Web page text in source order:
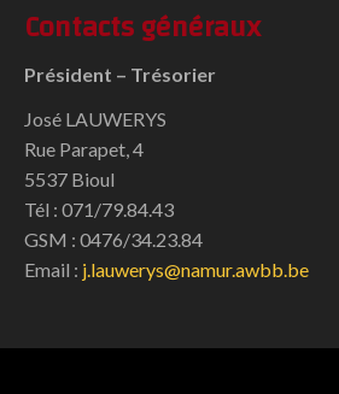
Contacts généraux
Président – Trésorier
José LAUWERYS
Rue Parapet, 4
5537 Bioul
Tél : 071/79.84.43
GSM : 0476/34.23.84
Email : j.lauwerys@namur.awbb.be